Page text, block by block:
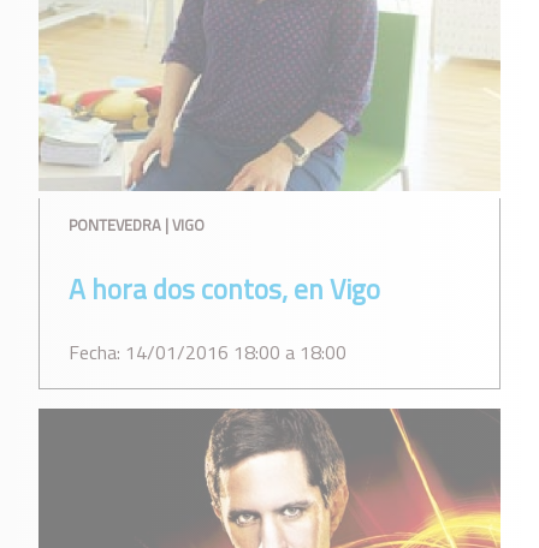
PONTEVEDRA | VIGO
A hora dos contos, en Vigo
Fecha: 14/01/2016 18:00 a 18:00